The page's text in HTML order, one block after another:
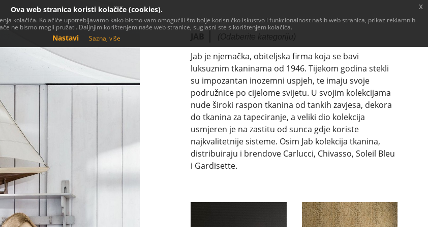
(Odaberite kategoriju)
Jab je njemačka, obiteljska firma koja se bavi
luksuznim tkaninama od 1946. Tijekom godina stekli
su impozantan inozemni uspjeh, te imaju svoje
podružnice po cijelome svijetu. U svojim kolekcijama
nude široki raspon tkanina od tankih zavjesa, dekora
do tkanina za tapeciranje, a veliki dio kolekcija
usmjeren je na zastitu od sunca gdje koriste
najkvalitetnije sisteme. Osim Jab kolekcija tkanina,
distribuiraju i brendove Carlucci, Chivasso, Soleil Bleu
i Gardisette.
Ova web stranica koristi kolačiče (cookies).
kolačića. Kolačiće upotrebljavamo kako bismo vam omogućili što bolje korisničko iskustvo i funkcionalnost naših web stranica, prikaz reklamnih
ne bismo mogli pružati. Daljnjim korištenjem naše web stranice, suglasni ste s korištenjem kolačića.
Nastavi Saznaj više
x